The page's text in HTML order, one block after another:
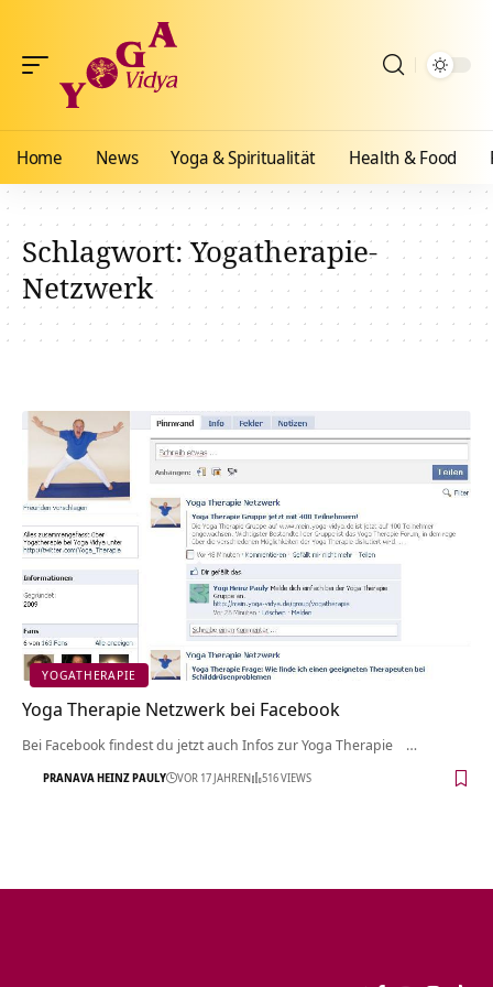
Home News Yoga & Spiritualität Health & Food
Schlagwort:Yogatherapie-
Netzwerk
YOGATHERAPIE
Yoga Therapie Netzwerk bei Facebook
Bei Facebook findest du jetzt auch Infos zur Yoga Therapie …
PRANAVA HEINZ PAULY VOR 17 JAHREN 516 VIEWS